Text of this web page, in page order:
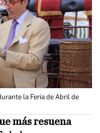
la Feria de Abril de
más resuena